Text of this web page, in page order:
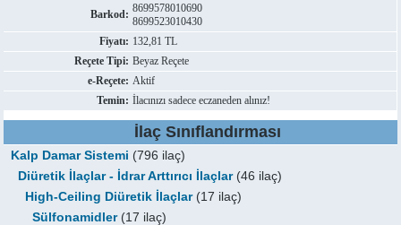
Barkod: 8699578010690
8699523010430
Fiyatı: 132,81 TL
Reçete Tipi: Beyaz Reçete
e-Reçete: Aktif
Temin: İlacınızı sadece eczaneden alınız!
İlaç Sınıflandırması
Kalp Damar Sistemi (796 ilaç)
Diüretik İlaçlar - İdrar Arttırıcı İlaçlar(46 ilaç)
High-Ceiling Diüretik İlaçlar(17 ilaç)
Sülfonamidler(17 ilaç)